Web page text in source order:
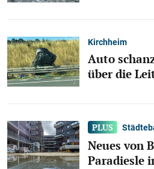
Kirchheim
Auto
über die
Neues von
Paradiesle